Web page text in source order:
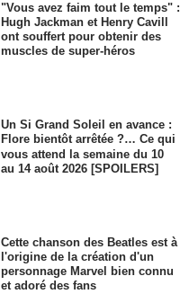
"Vous avez faim tout le temps" :
Hugh Jackman et Henry Cavill
ont souffert pour obtenir des
muscles de super-héros
Un Si Grand Soleil en avance :
Flore bientôt arrêtée ?… Ce qui
vous attend la semaine du 10
au 14 août 2026 [SPOILERS]
Cette chanson des Beatles est à
l'origine de la création d'un
personnage Marvel bien connu
et adoré des fans